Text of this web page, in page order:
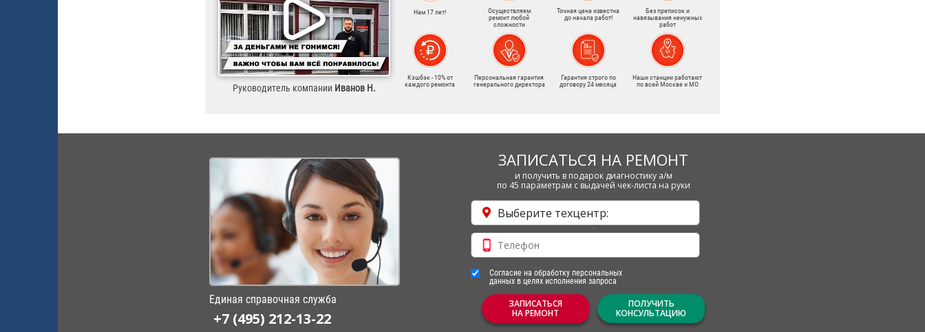
Руководитель компании Иванов Н.
Нам 17 лет!
Осуществляем
ремонт любой
сложности
Точная цена известна
до начала работ!
Без преписок и
навязывания ненужных
работ
Кэшбэк - 10% от
каждого ремонта
Персональная гарантия
генерального директора
Гарантия строго по
договору 24 месяца
Наши станции работают
по всей Москве и МО
Единая справочная служба
+7 (495) 212-13-22
ЗАПИСАТЬСЯ НА РЕМОНТ
и получить в подарок диагностику а/м
по 45 параметрам с выдачей чек-листа на руки
Выберите техцентр:
Согласие на обработку персональных
данных в целях исполнения запроса
ЗАПИСАТЬСЯ
НА РЕМОНТ
ПОЛУЧИТЬ
КОНСУЛЬТАЦИЮ